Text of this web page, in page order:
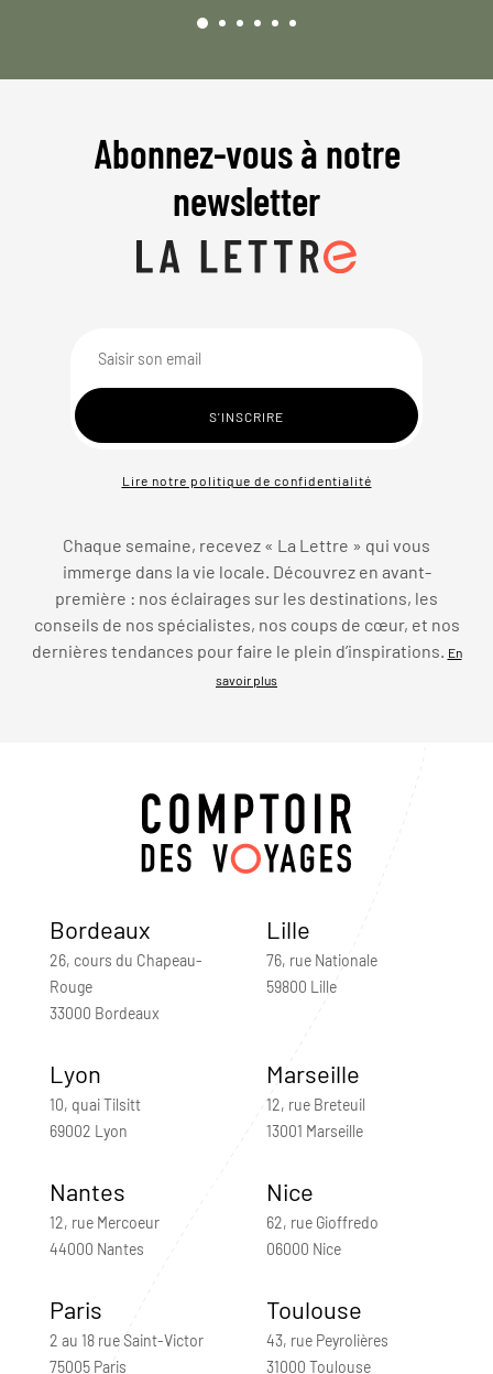
Abonnez-vous à notre
newsletter
Lire notre politique de confidentialité
Chaque semaine, recevez « La Lettre » qui vous
immerge dans la vie locale. Découvrez en avant-
première : nos éclairages sur les destinations, les
conseils de nos spécialistes, nos coups de cœur, et nos
dernières tendances pour faire le plein d’inspirations.
En
savoir plus
Bordeaux
26, cours du Chapeau-
Rouge
33000 Bordeaux
Lille
76, rue Nationale
59800 Lille
Lyon
10, quai Tilsitt
69002 Lyon
Marseille
12, rue Breteuil
13001 Marseille
Nantes
12, rue Mercoeur
44000 Nantes
Nice
62, rue Gioffredo
06000 Nice
Paris
2 au 18 rue Saint-Victor
75005 Paris
Toulouse
43, rue Peyrolières
31000 Toulouse